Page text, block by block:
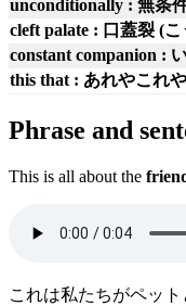
unconditionally : 無条
cleft palate : 口蓋裂 (
constant companion :
this that : あれやこれや
Phrase and
This is all about the
これは私たちがペット